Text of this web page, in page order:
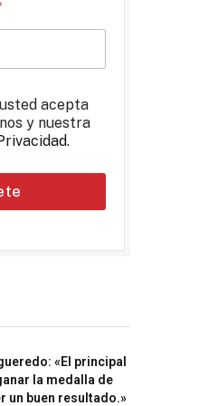
acepta
y nuestra
.
«El principal
la medalla de
un buen resultado.»